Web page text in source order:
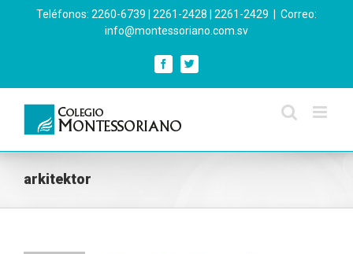
Teléfonos: 2260-6739 | 2261-2428 | 2261-2429
Correo:
info@montessoriano.com.sv
FacebookTwitter
arkitektor